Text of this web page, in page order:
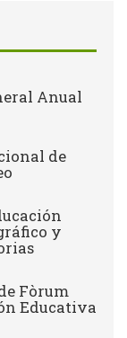
Anual
de
y
Fòrum
Educativa